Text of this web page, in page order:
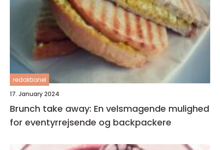
redaktionel
17. January 2024
Brunch take away: En velsmagende mulighed
for eventyrrejsende og backpackere